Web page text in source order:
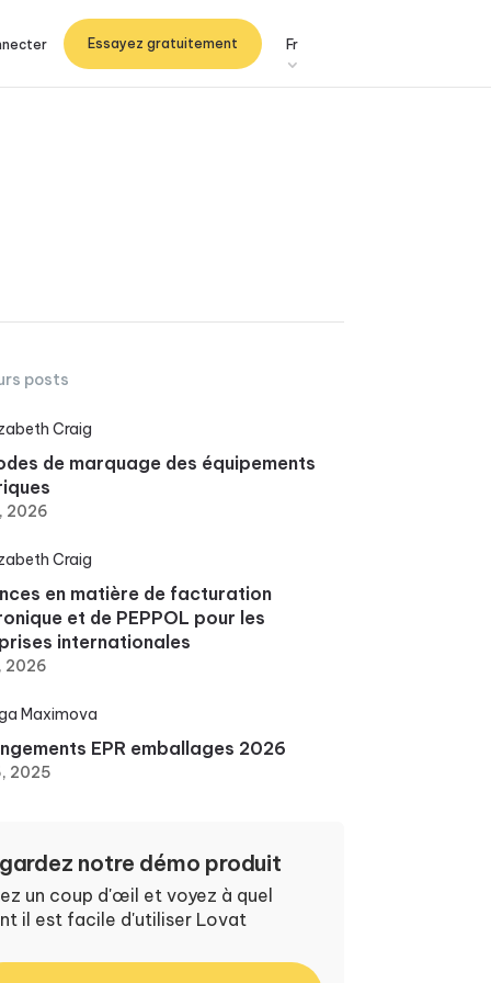
Fr
Essayez gratuitement
posts
Craig
de marquage des équipements
2026
Craig
en matière de facturation
et de PEPPOL pour les
internationales
2026
Maximova
EPR emballages 2026
2025
notre démo produit
un coup d'œil et voyez à quel
il est facile d'utiliser Lovat